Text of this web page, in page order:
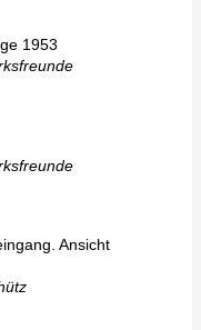
1953
Ansicht